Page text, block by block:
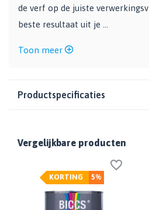
de verf op de juiste
beste resultaat uit je ...
Toon meer
Productspecificaties
Vergelijkbare producten
5%
KORTING